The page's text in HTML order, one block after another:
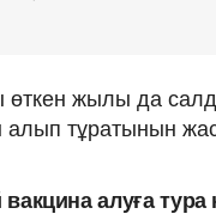
өткен жылы да
алып тұратынын
алуға тура